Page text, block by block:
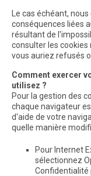
Le cas échéant,
conséquences liées
résultant de
consulter les
vous auriez refusés
Comment exercer
utilisez ?
Pour la gestion des
chaque navigateur
d'aide de votre
quelle manière
Pour Internet
sélectionnez
Confidentialité